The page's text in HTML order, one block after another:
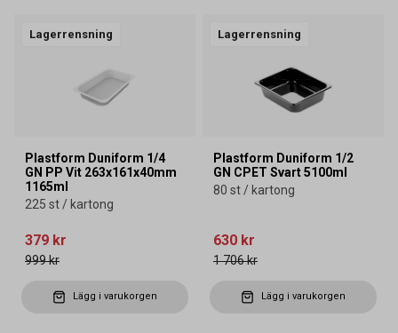
Lagerrensning
Plastform Duniform 1/4
GN PP Vit 263x161x40mm
1165ml
225 st / kartong
379 kr
999 kr
Lägg i varukorgen
Lagerrensning
Plastform Duniform 1/2
GN CPET Svart 5100ml
80 st / kartong
630 kr
1 706 kr
Lägg i varukorgen